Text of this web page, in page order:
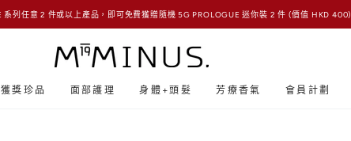
系列任意 2 件或以上產品，即可免費獲贈隨機 5G PROLOGUE 迷你裝 2 件 (價值 HKD 400)
獲獎珍品 面部護理 身體+頭髮 芳療香氣 會員計劃